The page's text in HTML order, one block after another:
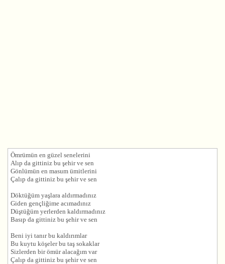
Ömrümün en güzel senelerini
Alıp da gittiniz bu şehir ve sen
Gönlümün en masum ümitlerini
Çalıp da gittiniz bu şehir ve sen
Döktüğüm yaşlara aldırmadınız
Giden gençliğime acımadınız
Düştüğüm yerlerden kaldırmadınız
Basıp da gittiniz bu şehir ve sen
Beni iyi tanır bu kaldırımlar
Bu kuytu köşeler bu taş sokaklar
Sizlerden bir ömür alacağım var
Çalıp da gittiniz bu şehir ve sen